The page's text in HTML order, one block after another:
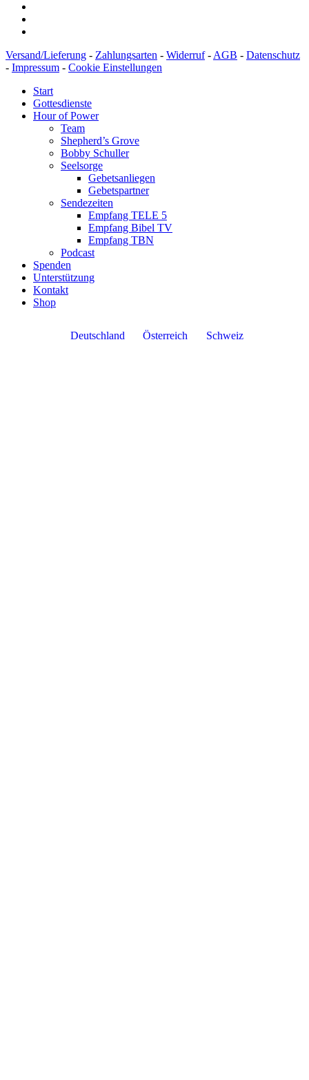
Versand/Lieferung - Zahlungsarten - Widerruf- AGB - Datenschutz
- Impressum - Cookie Einstellungen
Start
Gottesdienste
Hour of Power
Team
Shepherd’s Grove
Bobby Schuller
Seelsorge
Gebetsanliegen
Gebetspartner
Sendezeiten
Empfang TELE 5
Empfang Bibel TV
Empfang TBN
Podcast
Spenden
Unterstützung
Kontakt
Shop
Deutschland Österreich Schweiz